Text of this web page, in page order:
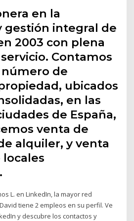
en la
gestión integral de
2003 con plena
Contamos
de
ubicados
en las
de España,
venta de
alquiler, y venta
L. en LinkedIn, la mayor red
tiene 2 empleos en su perfil. Ve
y descubre los contactos y